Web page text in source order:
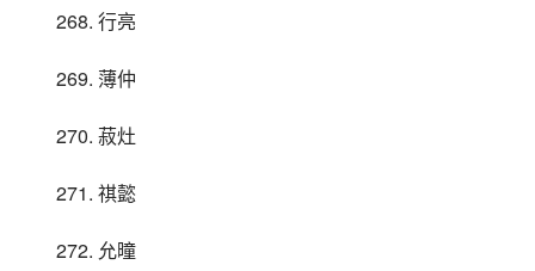
268. 行亮
269. 薄仲
270. 菽灶
271. 祺懿
272. 允曈